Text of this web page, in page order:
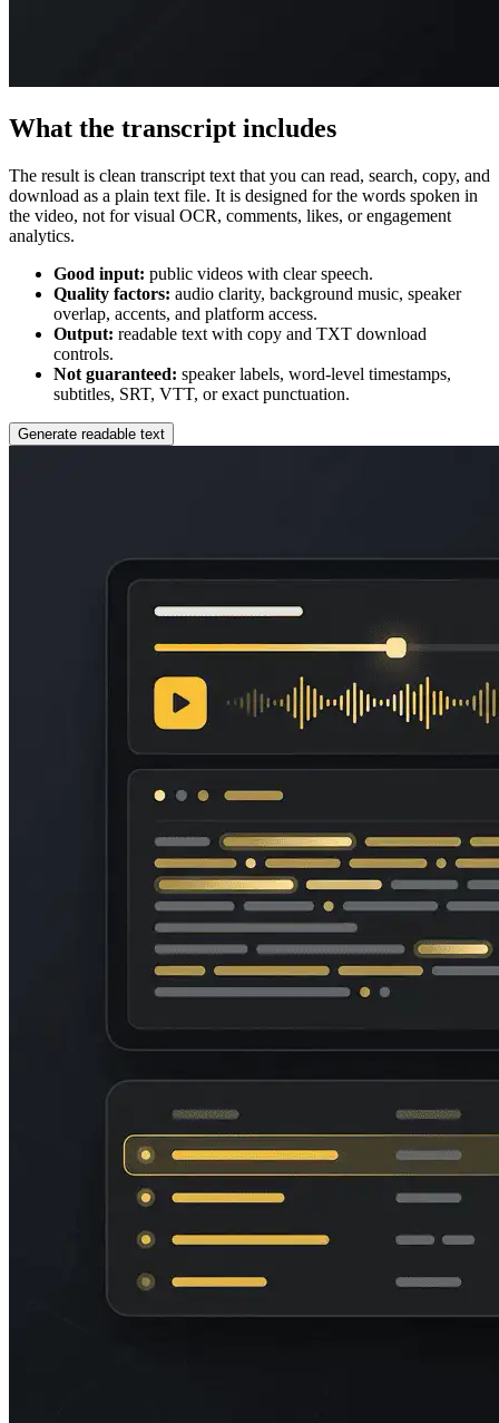
What the transcript includes
The result is clean transcript text that you can read, search, copy, and
download as a plain text file. It is designed for the words spoken in
the video, not for visual OCR, comments, likes, or engagement
analytics.
Good input: public videos with clear speech.
Quality factors: audio clarity, background music, speaker
overlap, accents, and platform access.
Output: readable text with copy and TXT download
controls.
Not guaranteed: speaker labels, word-level timestamps,
subtitles, SRT, VTT, or exact punctuation.
Generate readable text